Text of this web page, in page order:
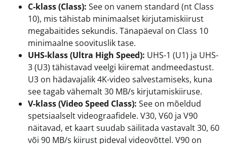
C-klass (Class): See on vanem standard (nt Class
10), mis tähistab minimaalset kirjutamiskiirust
megabaitides sekundis. Tänapäeval on Class 10
minimaalne soovituslik tase.
UHS-klass (Ultra High Speed): UHS-1 (U1) ja UHS-
3 (U3) tähistavad veelgi kiiremat andmeedastust.
U3 on hädavajalik 4K-video salvestamiseks, kuna
see tagab vähemalt 30 MB/s kirjutamiskiiruse.
V-klass (Video Speed Class): See on mõeldud
spetsiaalselt videograafidele. V30, V60 ja V90
näitavad, et kaart suudab säilitada vastavalt 30, 60
või 90 MB/s kiirust pideval videovõttel. V90 on